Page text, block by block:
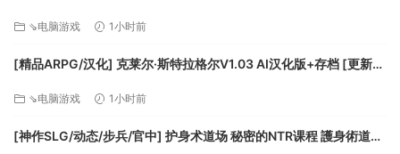
⇘电脑游戏 1小时前
[精品ARPG/汉化] 克莱尔·斯特拉格尔V1.03 AI汉化版+存档 [更新]
⇘电脑游戏 1小时前
[神作SLG/动态/步兵/官中] 护身术道场 秘密的NTR课程 護身術道場